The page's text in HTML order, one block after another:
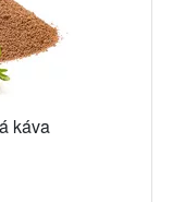
káva